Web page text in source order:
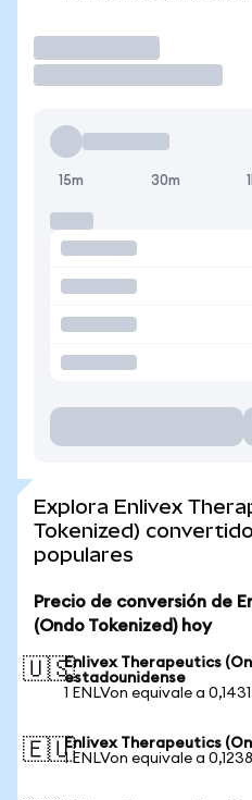
15m 30m
Explora Enlivex
Tokenized)
populares
Precio de conversión de
(Ondo Tokenized) hoy
🇺🇸Enlivex Therapeutics
estadounidense
1 ENLVon equivale a 0,1431
🇪🇺Enlivex Therapeutics
1 ENLVon equivale a